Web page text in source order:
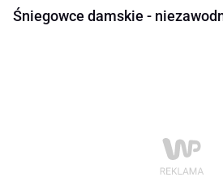
Śniegowce damskie -